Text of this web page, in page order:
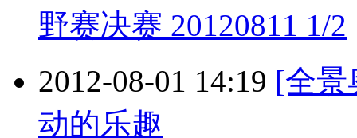
野赛决赛 20120811 1/2
2012-08-01 14:19 [全景
动的乐趣